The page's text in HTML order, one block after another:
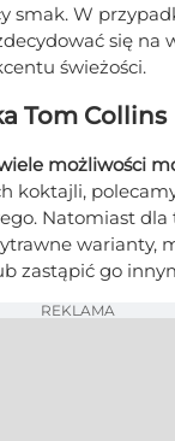
smak. W
się na
świeżości.
Tom Collins
możliwości
koktajli,
Natomiast dla
warianty,
zastąpić go
REKLAMA